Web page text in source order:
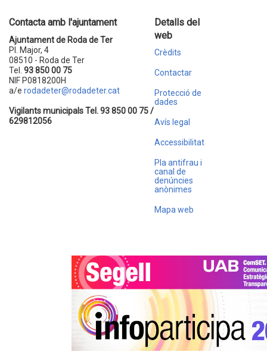
Contacta amb l'ajuntament
Ajuntament de Roda de Ter
Pl. Major, 4
08510 - Roda de Ter
Tel. 93 850 00 75
NIF P0818200H
a/e rodadeter@rodadeter.cat
Vigilants municipals Tel. 93 850 00 75 /
629812056
Detalls del
web
Crèdits
Contactar
Protecció de
dades
Avís legal
Accessibilitat
Pla antifrau i
canal de
denúncies
anònimes
Mapa web